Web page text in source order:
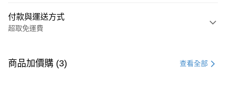
付款與運送方式
超取免運費
信用卡一次付款
商品加價購 (3) 查看全部